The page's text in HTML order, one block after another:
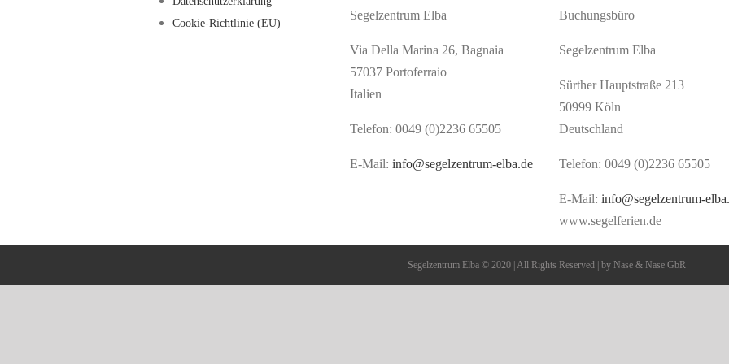
Cookie-Richtlinie (EU)
Segelzentrum Elba
Via Della Marina 26, Bagnaia
57037 Portoferraio
Italien
Telefon: 0049 (0)2236 65505
E-Mail: info@segelzentrum-elba.de
Buchungsbüro
Segelzentrum Elba
Sürther Hauptstraße 213
50999 Köln
Deutschland
Telefon: 0049 (0)2236 65505
E-Mail: info@segelzentrum-
www.segelferien.de
Segelzentrum Elba © 2020 | All Rights Reserved | by Nase & Nase GbR